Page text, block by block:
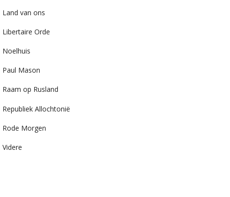
Land van ons
Libertaire Orde
Noelhuis
Paul Mason
Raam op Rusland
Republiek Allochtonië
Rode Morgen
Videre